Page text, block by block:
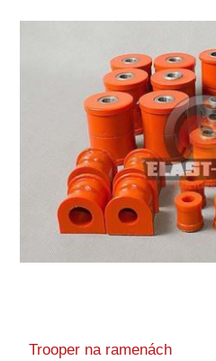
Trooper na ramenách